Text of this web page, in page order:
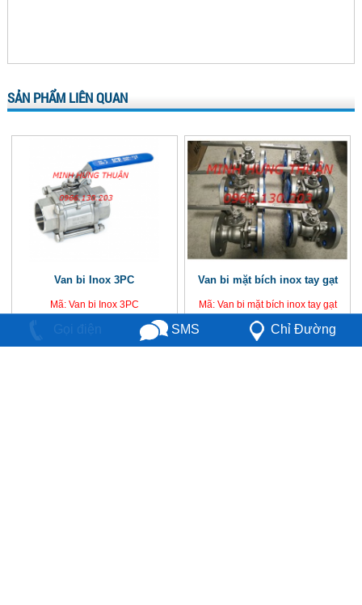
SẢN PHẨM LIÊN QUAN
Van bi Inox 3PC
Mã: Van bi Inox 3PC
Liên hệ Chi tiết
Van bi mặt bích inox tay gạt
Mã: Van bi mặt bích inox tay gạt
Liên hệ Chi tiết
Gọi điện SMS Chỉ Đường